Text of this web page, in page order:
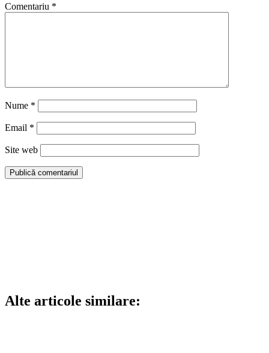
Comentariu *
Nume *
Email *
Site web
Alte articole similare: